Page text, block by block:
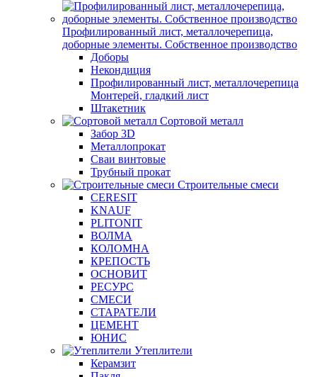
Профилированный лист, металлочерепица,
доборные элементы. Собственное производство
Доборы
Некондиция
Профилированный лист, металлочерепица
Монтерей, гладкий лист
Штакетник
Сортовой металл
Забор 3D
Металлопрокат
Сваи винтовые
Трубный прокат
Строительные смеси
CERESIT
KNAUF
PLITONIT
ВОЛМА
КОЛОМНА
КРЕПОСТЬ
ОСНОВИТ
РЕСУРС
СМЕСИ
СТАРАТЕЛИ
ЦЕМЕНТ
ЮНИС
Утеплители
Керамзит